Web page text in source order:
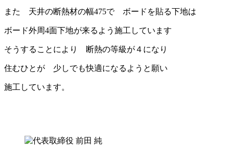
また 天井の断熱材の幅475で ボードを貼る下地は
ボード外周4面下地が来るよう施工しています
そうすることにより 断熱の等級が４になり
住むひとが 少しでも快適になるようと願い
施工しています。